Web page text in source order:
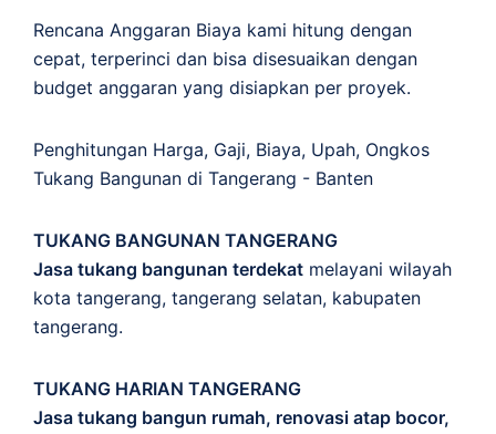
Rencana Anggaran Biaya kami hitung dengan
cepat, terperinci dan bisa disesuaikan dengan
budget anggaran yang disiapkan per proyek.
Penghitungan Harga, Gaji, Biaya, Upah, Ongkos
Tukang Bangunan di Tangerang - Banten
TUKANG BANGUNAN TANGERANG
Jasa tukang bangunan terdekat melayani wilayah
kota tangerang, tangerang selatan, kabupaten
tangerang.
TUKANG HARIAN TANGERANG
Jasa tukang bangun rumah, renovasi atap bocor,